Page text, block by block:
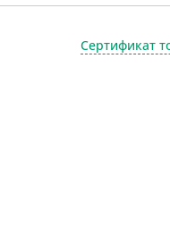
Сертификат